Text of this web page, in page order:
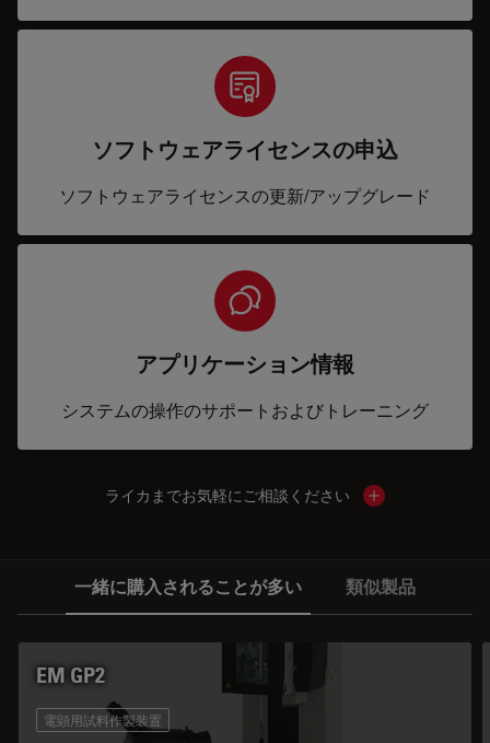
ソフトウェアライセンスの申込
ソフトウェアライセンスの更新/アップグレード
アプリケーション情報
システムの操作のサポートおよびトレーニング
ライカまでお気軽にご相談ください Show local
一緒に購入されることが多い 類似製品
EM GP2
電顕用試料作製装置